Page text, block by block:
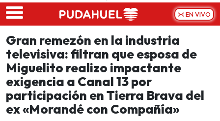
Skip to main content
EN VIVO
Gran remezón en la industria
televisiva: filtran que esposa de
Miguelito realizo impactante
exigencia a Canal 13 por
participación en Tierra Brava del
ex «Morandé con Compañía»